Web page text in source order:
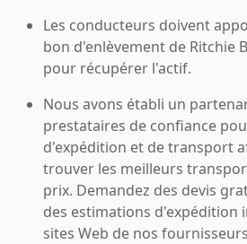
Les conducteurs doivent
bon d'enlèvement de Ritchie
pour récupérer l'actif.
Nous avons établi un
prestataires de confiance
d'expédition et de transport
trouver les meilleurs
prix. Demandez des devis
des estimations d'expédition
sites Web de nos